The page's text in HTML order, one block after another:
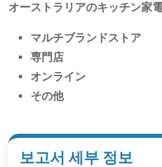
オーストラリアのキッチン家
マルチブランドストア
専門店
オンライン
その他
보고서 세부 정보